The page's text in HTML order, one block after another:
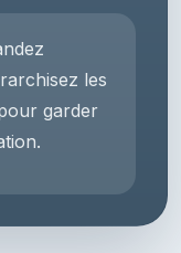
les
garder